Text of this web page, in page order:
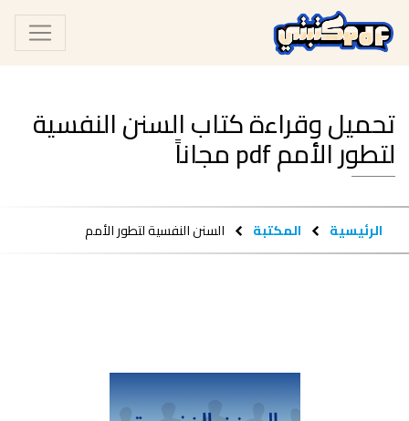
تحميل وقراءة كتاب السنن النفسية
لتطور الأمم pdf مجاناً
الرئيسية المكتبة السنن النفسية لتطور الأمم